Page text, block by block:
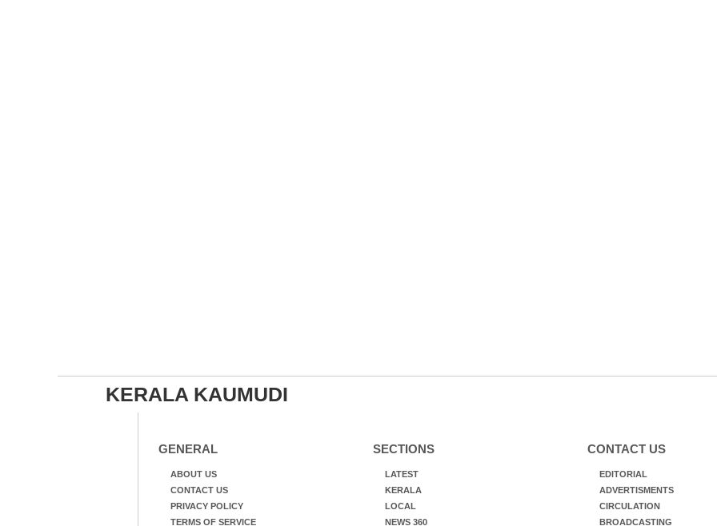
KERALA KAUMUDI
GENERAL
ABOUT US
CONTACT US
PRIVACY POLICY
TERMS OF SERVICE
SECTIONS
LATEST
KERALA
LOCAL
NEWS 360
CONTACT US
EDITORIAL
ADVERTISMENTS
CIRCULATION
BROADCASTING